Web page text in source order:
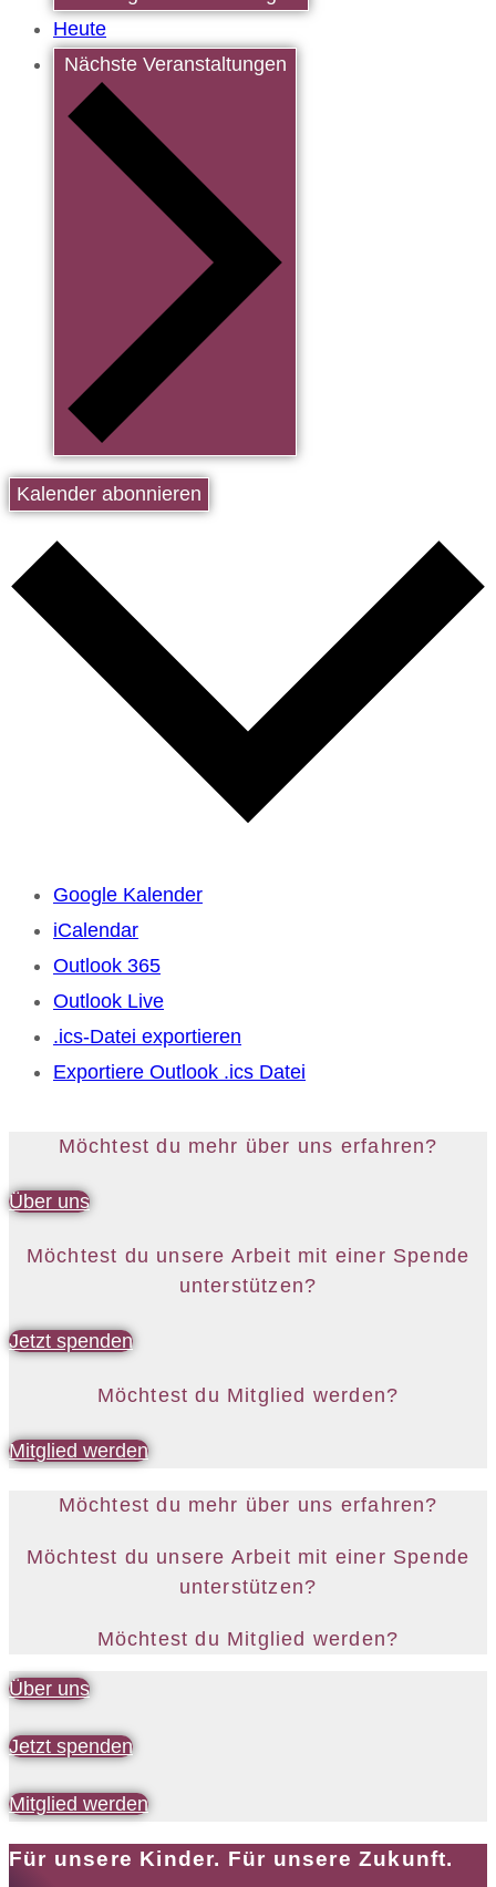
Heute
Nächste Veranstaltungen
Kalender abonnieren
Google Kalender
iCalendar
Outlook 365
Outlook Live
.ics-Datei exportieren
Exportiere Outlook .ics Datei
Möchtest du mehr über uns erfahren?
Über uns
Möchtest du unsere Arbeit mit einer Spende
unterstützen?
Jetzt spenden
Möchtest du Mitglied werden?
Mitglied werden
Möchtest du mehr über uns erfahren?
Möchtest du unsere Arbeit mit einer Spende
unterstützen?
Möchtest du Mitglied werden?
Über uns
Jetzt spenden
Mitglied werden
Für unsere Kinder. Für unsere Zukunft.